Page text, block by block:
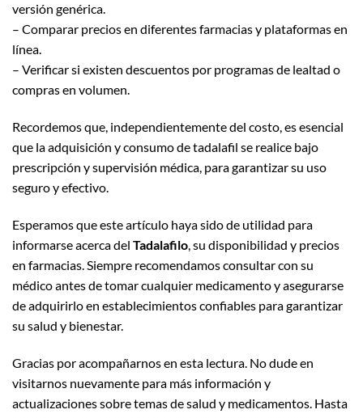
versión genérica.
– Comparar precios en diferentes farmacias y plataformas en
línea.
– Verificar si existen descuentos por programas de lealtad o
compras en volumen.
Recordemos que, independientemente del costo, es esencial
que la adquisición y consumo de tadalafil se realice bajo
prescripción y supervisión médica, para garantizar su uso
seguro y efectivo.
Esperamos que este artículo haya sido de utilidad para
informarse acerca del Tadalafilo, su disponibilidad y precios
en farmacias. Siempre recomendamos consultar con su
médico antes de tomar cualquier medicamento y asegurarse
de adquirirlo en establecimientos confiables para garantizar
su salud y bienestar.
Gracias por acompañarnos en esta lectura. No dude en
visitarnos nuevamente para más información y
actualizaciones sobre temas de salud y medicamentos. Hasta